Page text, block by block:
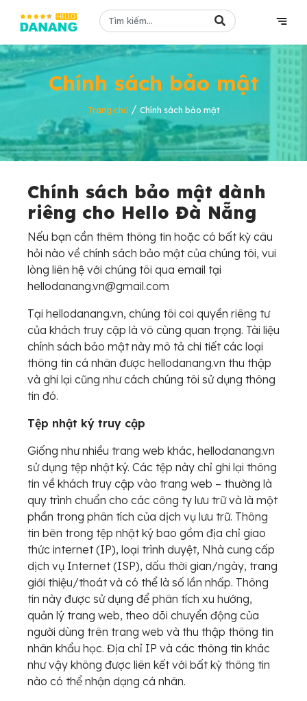
Chính sách bảo mật
Trang chủ/ Chính sách bảo mật
Chính sách bảo mật dành
riêng cho Hello Đà Nẵng
Nếu bạn cần thêm thông tin hoặc có bất kỳ câu
hỏi nào về chính sách bảo mật của chúng tôi, vui
lòng liên hệ với chúng tôi qua email tại
hellodanang.vn@gmail.com
Tại hellodanang.vn, chúng tôi coi quyền riêng tư
của khách truy cập là vô cùng quan trọng. Tài liệu
chính sách bảo mật này mô tả chi tiết các loại
thông tin cá nhân được hellodanang.vn thu thập
và ghi lại cũng như cách chúng tôi sử dụng thông
tin đó.
Tệp nhật ký truy cập
Giống như nhiều trang web khác, hellodanang.vn
sử dụng tệp nhật ký. Các tệp này chỉ ghi lại thông
tin về khách truy cập vào trang web – thường là
quy trình chuẩn cho các công ty lưu trữ và là một
phần trong phân tích của dịch vụ lưu trữ. Thông
tin bên trong tệp nhật ký bao gồm địa chỉ giao
thức internet (IP), loại trình duyệt, Nhà cung cấp
dịch vụ Internet (ISP), dấu thời gian/ngày, trang
giới thiệu/thoát và có thể là số lần nhấp. Thông
tin này được sử dụng để phân tích xu hướng,
quản lý trang web, theo dõi chuyển động của
người dùng trên trang web và thu thập thông tin
nhân khẩu học. Địa chỉ IP và các thông tin khác
như vậy không được liên kết với bất kỳ thông tin
nào có thể nhận dạng cá nhân.